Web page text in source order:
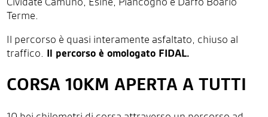
Terme.
Il percorso è quasi interamente asfaltato, chiuso al
traffico. Il percorso è omologato FIDAL.
CORSA 10KM APERTA A TUTTI